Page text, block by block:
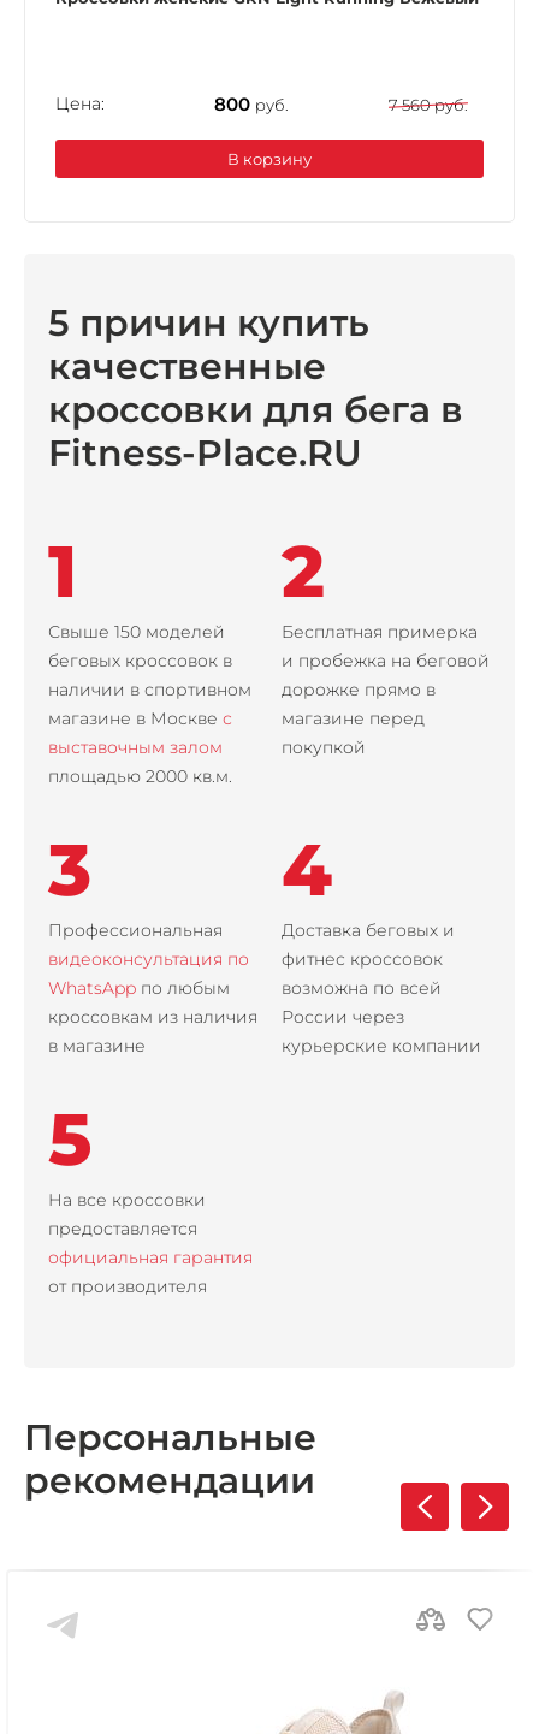
Цена: 800 руб. 7 560 руб.
В корзину
5 причин купить
качественные
кроссовки для бега в
Fitness-Place.RU
1
Свыше 150 моделей
беговых кроссовок в
наличии в спортивном
магазине в Москве с
выставочным залом
площадью 2000 кв.м.
2
Бесплатная примерка
и пробежка на беговой
дорожке прямо в
магазине перед
покупкой
3
Профессиональная
видеоконсультация по
WhatsApp по любым
кроссовкам из наличия
в магазине
4
Доставка беговых и
фитнес кроссовок
возможна по всей
России через
курьерские компании
5
На все кроссовки
предоставляется
официальная гарантия
от производителя
Персональные
рекомендации